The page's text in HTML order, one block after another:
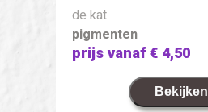
de kat
pigmenten
prijs vanaf€ 4,50
Bekijken